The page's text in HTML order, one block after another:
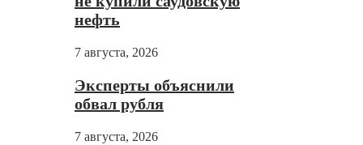
нефть
7 августа, 2026
Эксперты объяснили
обвал рубля
7 августа, 2026